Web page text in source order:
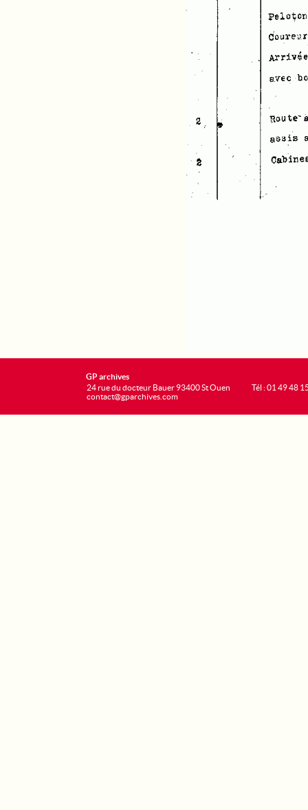
GP archives
24 rue du docteur Bauer 93400 St Ouen
contact@gparchives.com
Tél : 01 49 48